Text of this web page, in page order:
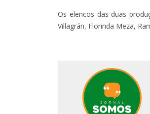
Os elencos das duas
Villagrán, Florinda Meza,